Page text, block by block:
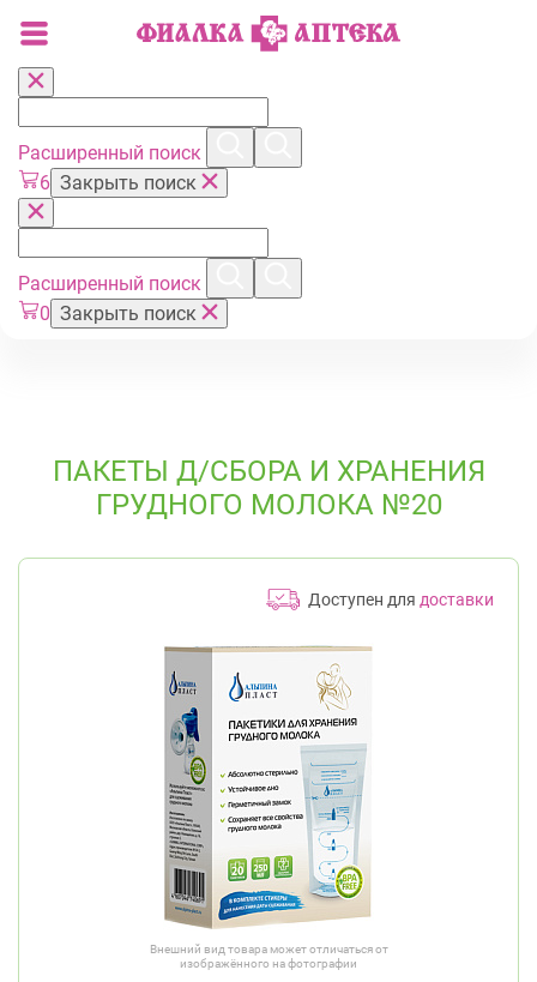
Расширенный поиск
6 Закрыть поиск
Расширенный поиск
0 Закрыть поиск
ПАКЕТЫ Д/СБОРА И ХРАНЕНИЯ
ГРУДНОГО МОЛОКА №20
Доступен для доставки
Внешний вид товара может отличаться от
изображённого на фотографии